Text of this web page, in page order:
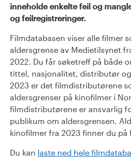
inneholde enkelte feil og
og feilregistreringer.
Filmdatabasen viser alle filmer
aldersgrense av Medietilsynet
2022. Du får søketreff på både
tittel, nasjonalitet, distributør og
2023 er det filmdistributørene
aldersgrenser på kinofilmer i
filmdistributørene er ansvarlig
publikum om aldersgrensen.
kinofilmer fra 2023 finner du på
Du kan laste ned hele